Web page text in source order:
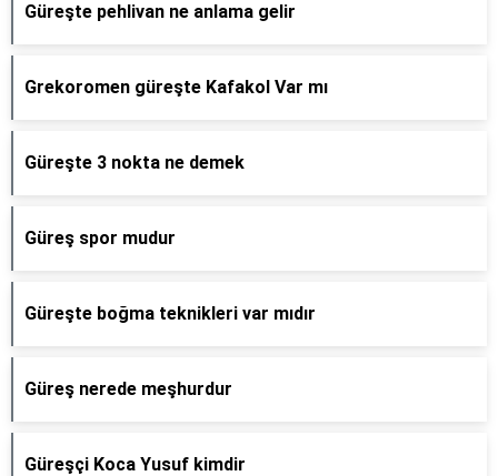
Güreşte pehlivan ne anlama gelir
Grekoromen güreşte Kafakol Var mı
Güreşte 3 nokta ne demek
Güreş spor mudur
Güreşte boğma teknikleri var mıdır
Güreş nerede meşhurdur
Güreşçi Koca Yusuf kimdir